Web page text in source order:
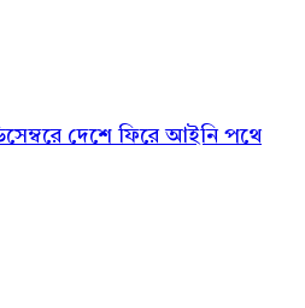
দেশে ফিরে আইনি পথে